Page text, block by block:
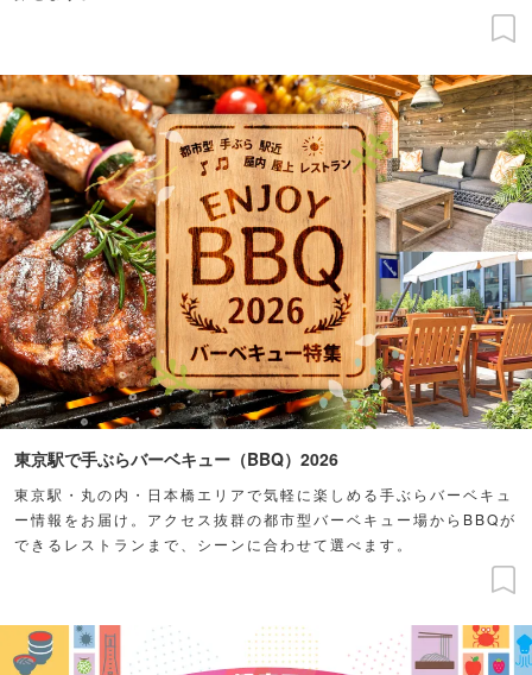
東京駅で手ぶらバーベキュー（BBQ）2026
東京駅・丸の内・日本橋エリアで気軽に楽しめる手ぶらバーベキュ
ー情報をお届け。アクセス抜群の都市型バーベキュー場からBBQが
できるレストランまで、シーンに合わせて選べます。